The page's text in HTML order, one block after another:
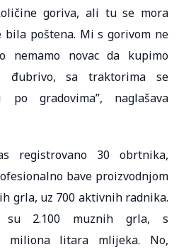
goriva, ali tu se mora
poštena. Mi s gorivom ne
nemamo novac da kupimo
đubrivo, sa traktorima se
po gradovima”, naglašava
registrovano 30 obrtnika,
bave proizvodnjom
grla, uz 700 aktivnih radnika.
su 2.100 muznih grla, s
miliona litara mlijeka. No,